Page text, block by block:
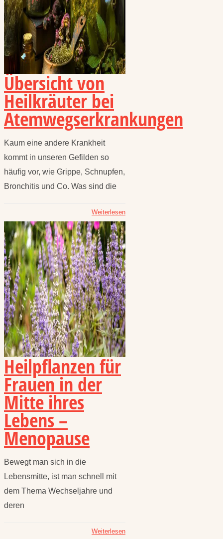
Übersicht von
Heilkräuter bei
Atemwegserkrankungen
Kaum eine andere Krankheit
kommt in unseren Gefilden so
häufig vor, wie Grippe, Schnupfen,
Bronchitis und Co. Was sind die
Weiterlesen
Heilpflanzen für
Frauen in der
Mitte ihres
Lebens –
Menopause
Bewegt man sich in die
Lebensmitte, ist man schnell mit
dem Thema Wechseljahre und
deren
Weiterlesen